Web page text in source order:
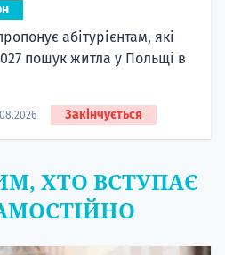
абітурієнтам, які
пошук житла у Польщі в
Закінчується
ХТО ВСТУПАЄ